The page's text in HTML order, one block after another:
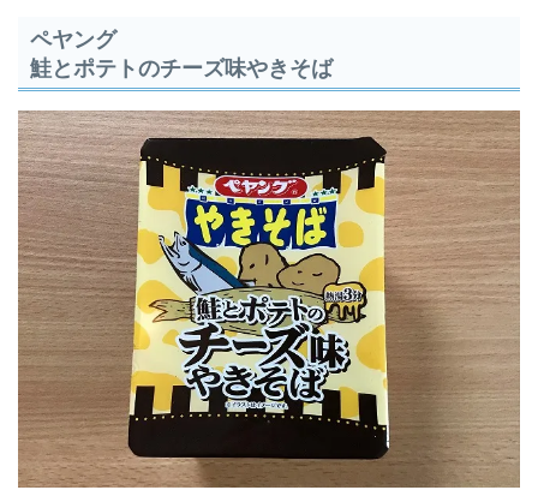
ペヤング
鮭とポテトのチーズ味やきそば